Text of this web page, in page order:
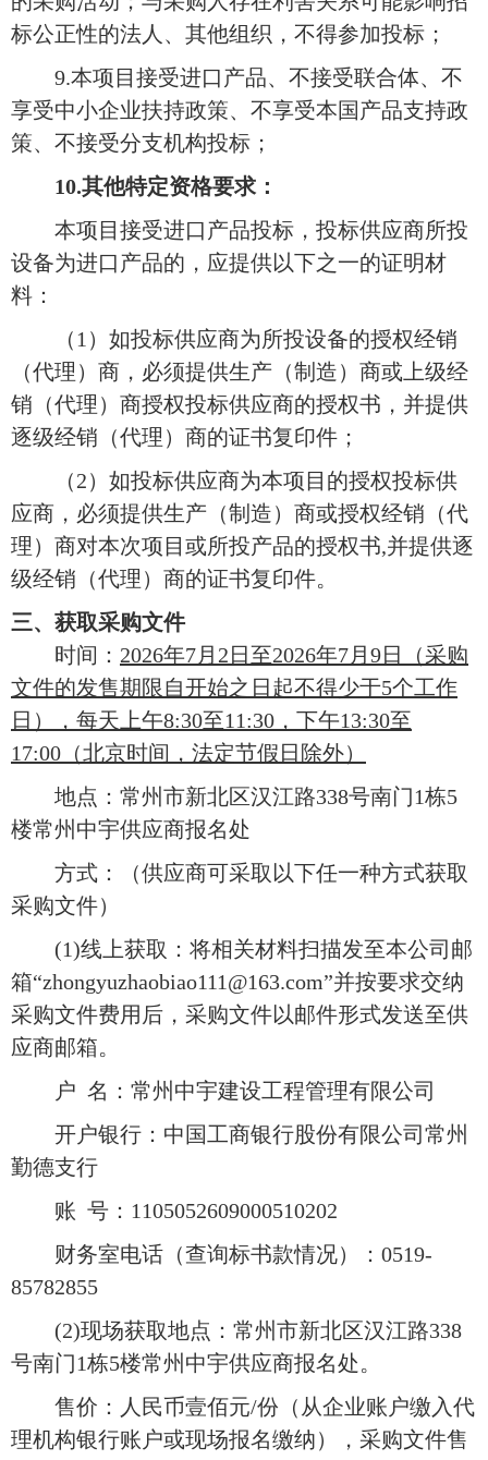
标公正性的法人、其他组织，不得参加投标；
9.本项目接受进口产品、不接受联合体、不
享受中小企业扶持政策、不享受本国产品支持政
策、不接受分支机构投标；
10.其他特定资格要求：
本项目接受进口产品投标，投标供应商所投
设备为进口产品的，应提供以下之一的证明材
料：
（1）如投标供应商为所投设备的授权经销
（代理）商，必须提供生产（制造）商或上级经
销（代理）商授权投标供应商的授权书，并提供
逐级经销（代理）商的证书复印件；
（2）如投标供应商为本项目的授权投标供
应商，必须提供生产（制造）商或授权经销（代
理）商对本次项目或所投产品的授权书,并提供逐
级经销（代理）商的证书复印件。
三、获取采购文件
时间： 2026年7月 2 日至2026年7月 9日（采购
文件的发售期限自开始之日起不得少于5个工作
日），每天上午8:30至11:30，下午13:30至
17:00（北京时间，法定节假日除外）
地点：常州市新北区汉江路338号南门1栋5
楼常州中宇供应商报名处
方式：（供应商可采取以下任一种方式获取
采购文件）
(1)线 上获取：将相关材料扫描发至本公司邮
箱“zhongyuzhaobiao111@163.com”并按要求交纳
采购文件费用后，采购文件以邮件形式发送至供
应商邮箱。
户 名：常州中宇建设工程管理有限公司
开户银行：中国工商银行股份有限公司常州
勤德支行
账 号：1105052609000510202
财务室电话（查询标书款情况）： 0519-
85782855
(2)现场获取地点：常州市新北区汉江路338
号南门1栋5楼常州中宇供应商报名处。
售价：人民币壹佰元/份（从企业账户缴入代
理机构银行账户或现场报名缴纳），采购文件售